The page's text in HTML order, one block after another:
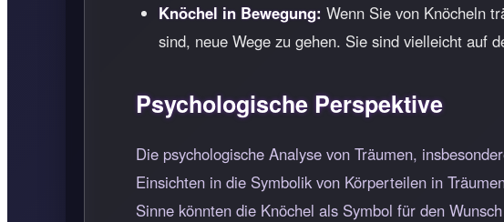
Knöchel in Bewegung: Wenn Sie von Knöcheln
sind, neue Wege zu gehen. Sie sind vielleicht auf
Psychologische Perspektive
Die psychologische Analyse von Träumen,
Einsichten in die Symbolik von Körperteilen in
Sinne könnten die Knöchel als Symbol für den